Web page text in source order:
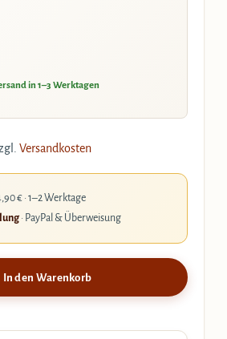
in 1–3 Werktagen
Versandkosten
€ · 1–2 Werktage
· PayPal & Überweisung
In den Warenkorb